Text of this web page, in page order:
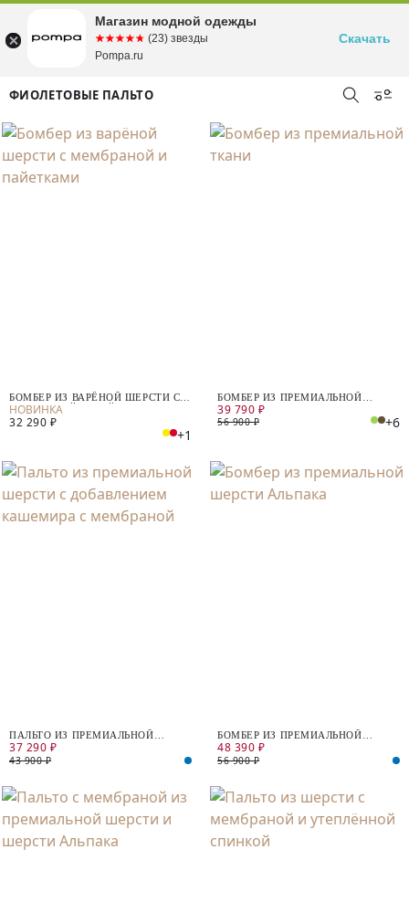
ФИОЛЕТОВЫЕ ПАЛЬТО
БОМБЕР ИЗ ВАРЁНОЙ ШЕРСТИ С
МЕМБРАНОЙ И ПАЙЕТКАМИ
32 290 ₽
+1
БОМБЕР ИЗ ПРЕМИАЛЬНОЙ
ТКАНИ
39 790 ₽
56 900 ₽ +6
ПАЛЬТО ИЗ ПРЕМИАЛЬНОЙ
ШЕРСТИ С ДОБАВЛЕНИЕМ
КАШЕМИРА С МЕМБРАНОЙ
37 290 ₽
43 900 ₽
БОМБЕР ИЗ ПРЕМИАЛЬНОЙ
ШЕРСТИ АЛЬПАКА
48 390 ₽
56 900 ₽
Магазин модной одежды
☆☆☆☆☆
★★★★★ (23) звезды
Pompa.ru
Скачать